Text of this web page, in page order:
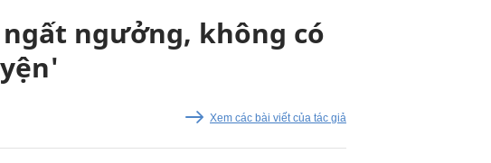
ngưởng, không có
Xem các bài viết của tác giả